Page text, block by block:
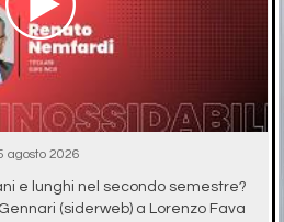
agosto 2026
e lunghi nel secondo semestre?
(siderweb) a Lorenzo Fava